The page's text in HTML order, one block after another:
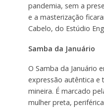
pandemia, sem a
e a masterização
Cabelo, do Estúdio
Samba da Januário
O Samba da Januário
expressão autêntica e
mineira. É marcado
mulher preta,